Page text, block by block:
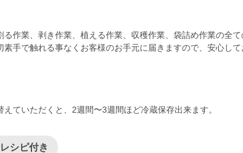
る作業、剥き作業、植える作業、収穫作業、袋詰め作業の全て
素手で触れる事なくお客様のお手元に届きますので、安心し
えていただくと、2週間〜3週間ほど冷蔵保存出来ます。
シピ付き